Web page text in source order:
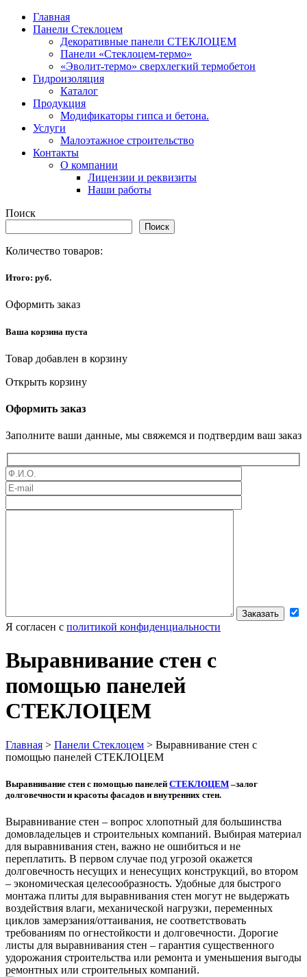
Главная
Панели Стеклоцем
Декоративные панели СТЕКЛОЦЕМ
Панели «Стеклоцем-термо»
«Эволит-термо» сверхлегкий термобетон
Гидроизоляция
Каталог
Продукция
Модификаторы гипса и бетона.
Услуги
Малоэтажное строительство
Контакты
О компании
Лицензии и реквизиты
Наши работы
Поиск
Поиск
Количество товаров:
Итого: руб.
Оформить заказ
Ваша корзина пуста
Товар добавлен в корзину
Открыть корзину
Оформить заказ
Заполните ваши данные, мы свяжемся и подтвердим ваш заказ
Оставьте это поле пустым
Я согласен с политикой конфиденциальности
Выравнивание стен с
помощью панелей
СТЕКЛОЦЕМ
Главная > Панели Стеклоцем > Выравнивание стен с
помощью панелей СТЕКЛОЦЕМ
Выравнивание стен с помощью панелей СТЕКЛОЦЕМ –залог
долговечности и красоты фасадов и внутренних стен.
Выравнивание стен – вопрос хлопотный для большинства
домовладельцев и строительных компаний. Выбирая материал
для выравнивания стен, важно не ошибиться и не
переплатить. В первом случае под угрозой окажется
долговечность несущих и ненесущих конструкций, во втором
– экономическая целесообразность. Удобные для быстрого
монтажа плиты для выравнивания стен могут не выдержать
воздействия влаги, механической нагрузки, переменных
циклов замерзания/оттаивания, не соответствовать
требованиям по огнестойкости и долговечности. Дорогие
листы для выравнивания стен – гарантия существенного
удорожания строительства или ремонта и уменьшения выгоды
ремонтных или строительных компаний.